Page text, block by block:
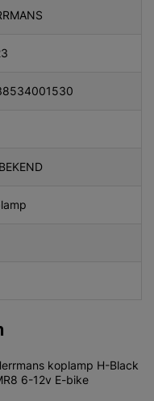
koplamp H-Black
6-12v E-bike